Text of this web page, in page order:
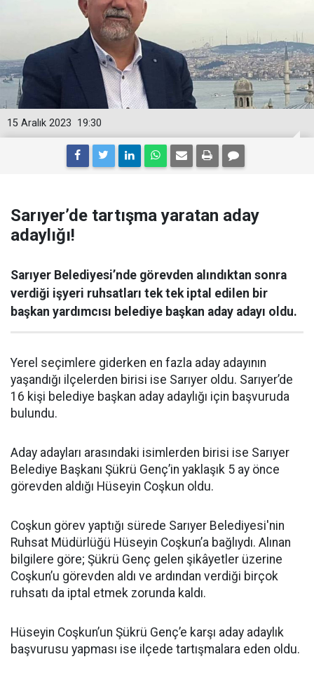
19:30
15 Aralık 2023
Sarıyer’de tartışma yaratan aday
adaylığı!
Sarıyer Belediyesi’nde görevden alındıktan sonra
verdiği işyeri ruhsatları tek tek iptal edilen bir
başkan yardımcısı belediye başkan aday adayı oldu.
Yerel seçimlere giderken en fazla aday adayının
yaşandığı ilçelerden birisi ise Sarıyer oldu. Sarıyer’de
16 kişi belediye başkan aday adaylığı için başvuruda
bulundu.
Aday adayları arasındaki isimlerden birisi ise Sarıyer
Belediye Başkanı Şükrü Genç’in yaklaşık 5 ay önce
görevden aldığı Hüseyin Coşkun oldu.
Coşkun görev yaptığı sürede Sarıyer Belediyesi'nin
Ruhsat Müdürlüğü Hüseyin Coşkun’a bağlıydı. Alınan
bilgilere göre; Şükrü Genç gelen şikâyetler üzerine
Coşkun’u görevden aldı ve ardından verdiği birçok
ruhsatı da iptal etmek zorunda kaldı.
Hüseyin Coşkun’un Şükrü Genç’e karşı aday adaylık
başvurusu yapması ise ilçede tartışmalara eden oldu.